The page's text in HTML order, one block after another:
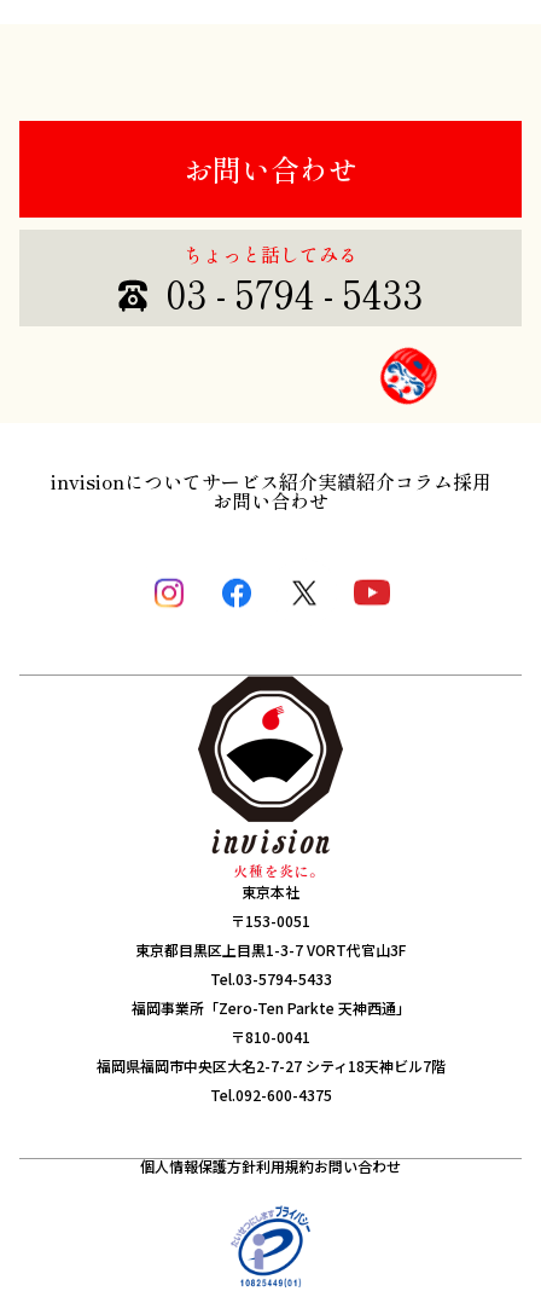
お問い合わせ
ちょっと話してみる
03 - 5794 - 5433
invisionについてサービス紹介実績紹介コラム採用
お問い合わせ
東京本社
〒153-0051
東京都目黒区上目黒1-3-7 VORT代官山3F
Tel.03-5794-5433
福岡事業所「Zero-Ten Parkte 天神西通」
〒810-0041
福岡県福岡市中央区大名2-7-27 シティ18天神ビル7階
Tel.092-600-4375
個人情報保護方針利用規約お問い合わせ